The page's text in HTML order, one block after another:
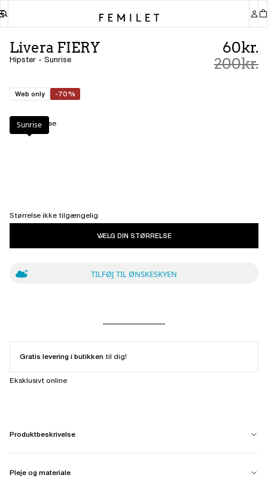
Livera FIERY
Hipster - Sunrise
60kr.
200kr.
Web only -70%
Farve:Sunrise
Sunrise
Størrelse ikke tilgængelig
VÆLG DIN STØRRELSE
TILFØJ TIL ØNSKESKYEN
Gratis levering i butikken til dig!
Eksklusivt online
Produktbeskrivelse
Pleje og materiale